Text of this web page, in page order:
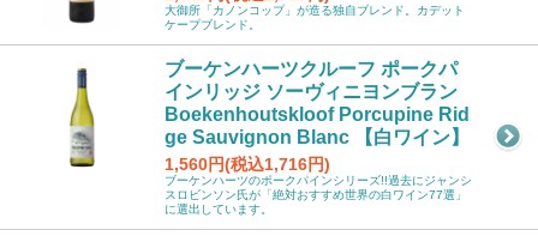
大御所「カノンコップ」が造る独自ブレンド。カデット
ケープブレンド。
ブーケンハーツクルーフ ポークパ
インリッジ ソーヴィニヨンブラン
Boekenhoutskloof Porcupine Rid
ge Sauvignon Blanc 【白ワイン】
1,560円(税込1,716円)
ブーケンハーツのポークパインシリーズ!!過去にジャンシ
スロビンソン氏が「絶対おすすめ世界の白ワイン77選」
に選出しています。